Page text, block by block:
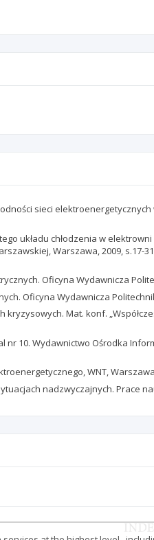
sieci
układu chłodzenia w
Warszawa, 2009, s.17-
Oficyna Wydawnicza
Oficyna Wydawnicza
kryzysowych. Mat. konf.
nr 10. Wydawnictwo Ośrodka
WNT,
nadzwyczajnych. Prace